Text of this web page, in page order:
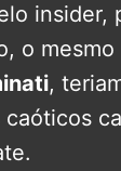
insider,
o mesmo
,